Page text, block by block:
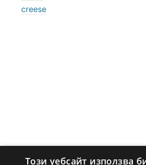
creese
Този уебсайт използва